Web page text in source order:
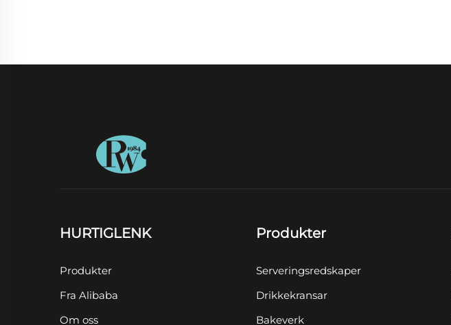
HURTIGLENK
Produkter
Fra Alibaba
Om oss
Produkter
Serveringsredskaper
Drikkekransar
Bakeverk